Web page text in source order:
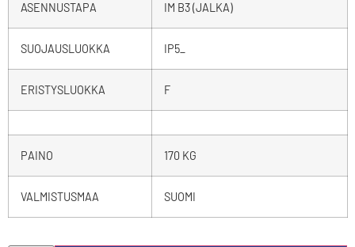
ASENNUSTAPA IM B3 (JALKA)
SUOJAUSLUOKKA IP5_
ERISTYSLUOKKA F
PAINO 170 KG
VALMISTUSMAA SUOMI